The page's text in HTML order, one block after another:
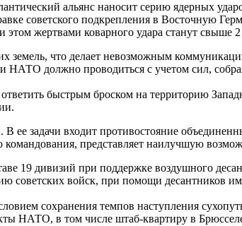
альянс наносит серию ядерных
советского подкрепления в Восточную
жертвами коварного удара станут свыше
земель, что делает невозможным
НАТО должно проводиться с учетом сил,
быстрым броском на территорию
В ее задачи входит противостояние
командования, представляет наилучшую
19 дивизий при поддержке воздушного
войск, при помощи десантников им
сохранения темпов наступления
НАТО, в том числе штаб-квартиру в